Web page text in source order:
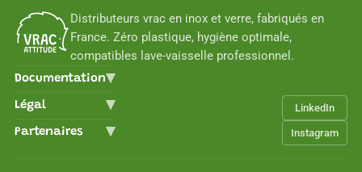
Distributeurs vrac en inox et verre, fabriqués en
France. Zéro plastique, hygiène optimale,
compatibles lave-vaisselle professionnel.
Documentation
Légal
Partenaires
LinkedIn
Instagram